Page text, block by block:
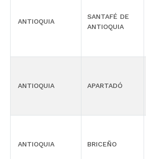
ANTIOQUIA
SANTAFÉ DE
ANTIOQUIA
ANTIOQUIA APARTADÓ
ANTIOQUIA BRICEÑO